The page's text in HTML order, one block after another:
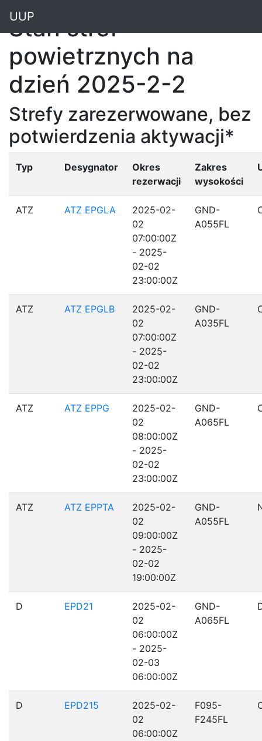
UUP
Stan stref
powietrznych na
dzień 2025-2-2
Strefy zarezerwowane, bez
potwierdzenia aktywacji*
Typ Desygnator
Okres
rezerwacji
Zakres
wysokości
ATZ ATZ EPGLA
2025-02-
02
07:00:00Z
- 2025-
02-02
23:00:00Z
GND-
A055FL
ATZ ATZ EPGLB
2025-02-
02
07:00:00Z
- 2025-
02-02
23:00:00Z
GND-
A035FL
ATZ ATZ EPPG
2025-02-
02
08:00:00Z
- 2025-
02-02
23:00:00Z
GND-
A065FL
ATZ ATZ EPPTA
2025-02-
02
09:00:00Z
- 2025-
02-02
19:00:00Z
GND-
A055FL
D EPD21
2025-02-
02
06:00:00Z
- 2025-
02-03
06:00:00Z
GND-
A065FL
D EPD215
2025-02-
02
06:00:00Z
F095-
F245FL